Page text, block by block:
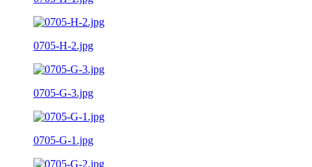
0705-H-2.jpg
0705-G-3.jpg
0705-G-1.jpg